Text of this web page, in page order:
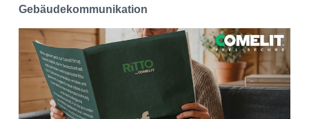
Gebäudekommunikation